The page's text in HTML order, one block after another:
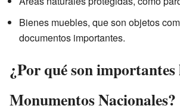
Bienes muebles, que son objetos
documentos importantes.
¿Por qué son importantes
Monumentos Nacionales?